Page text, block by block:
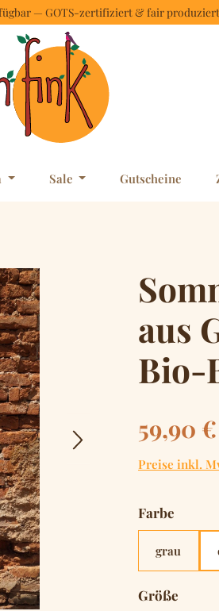
— GOTS-zertifiziert & fair produziert
Sale Gutscheine
aus
Bio-
Regulärer
59,90 €
Preise inkl.
Farbe
grau
Größe